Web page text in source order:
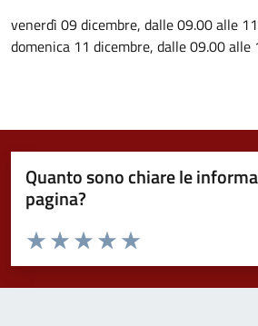
venerdì 09 dicembre, dalle 09.00 alle
domenica 11 dicembre, dalle 09.00 alle
Quanto sono chiare le
pagina?
Valuta da 1 a 5 stelle la pagina
Valuta 5 stelle su 5
Valuta 4 stelle su 5
Valuta 3 stelle su 5
Valuta 2 stelle su 5
Valuta 1 stelle su 5